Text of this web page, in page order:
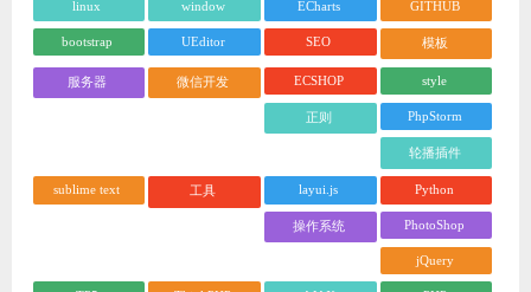
linux window ECharts GITHUB
bootstrap UEditor SEO 模板
服务器 微信开发 ECSHOP style
正则 PhpStorm
轮播插件
sublime text 工具 layui.js Python
操作系统 PhotoShop
jQuery